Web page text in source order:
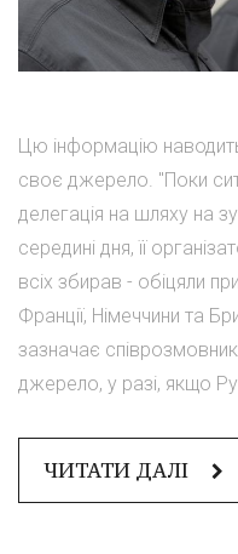
Цю інформацію
своє джерело. "Поки
делегація на шляху на
середині дня, її
всіх збирав - обіцяли
Франції, Німеччини та
зазначає
джерело, у разі, якщо
ЧИТАТИ ДАЛІ